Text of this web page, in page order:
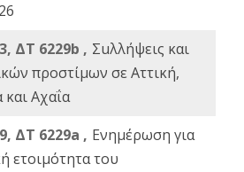
ΔΤ 6229b , Σuλλήψεις και
προστίμων σε Αττική,
Αχαΐα
ΔΤ 6229a , Ενημέρωση για
ετοιμότητα του